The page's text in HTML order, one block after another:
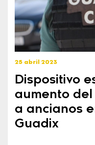
25 abril 2023
Dispositivo
aumento
a ancianos
Guadix